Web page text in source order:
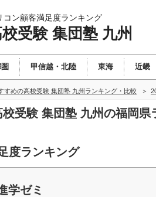
コン顧客満足度ランキング
受験 集団塾 九州
甲信越・北陸 東海 近畿
すめの高校受験 集団塾 九州ランキング・比較
校受験 集団塾 九州の福岡
度ランキング
学ゼミ